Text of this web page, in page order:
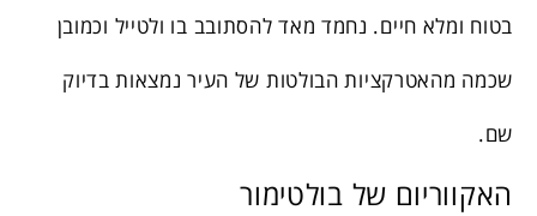
בטוח ומלא חיים. נחמד מאד להסתובב בו ולטייל וכמובן
שכמה מהאטרקציות הבולטות של העיר נמצאות בדיוק
שם.
האקווריום של בולטימור